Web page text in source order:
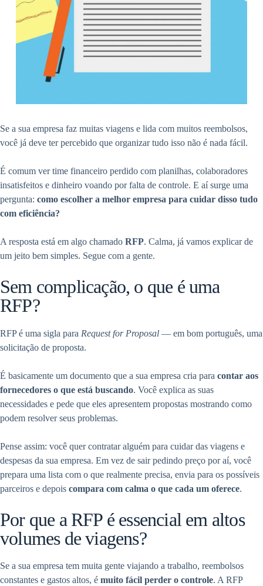
Se a sua empresa faz muitas viagens e lida com muitos reembolsos,
você já deve ter percebido que organizar tudo isso não é nada fácil.
É comum ver time financeiro perdido com planilhas, colaboradores
insatisfeitos e dinheiro voando por falta de controle. E aí surge uma
pergunta: como escolher a melhor empresa para cuidar disso tudo
com eficiência?
A resposta está em algo chamado RFP. Calma, já vamos explicar de
um jeito bem simples. Segue com a gente.
Sem complicação, o que é uma
RFP?
RFP é uma sigla para Request for Proposal — em bom português, uma
solicitação de proposta.
É basicamente um documento que a sua empresa cria para contar aos
fornecedores o que está buscando. Você explica as suas
necessidades e pede que eles apresentem propostas mostrando como
podem resolver seus problemas.
Pense assim: você quer contratar alguém para cuidar das viagens e
despesas da sua empresa. Em vez de sair pedindo preço por aí, você
prepara uma lista com o que realmente precisa, envia para os possíveis
parceiros e depois compara com calma o que cada um oferece.
Por que a RFP é essencial em altos
volumes de viagens?
Se a sua empresa tem muita gente viajando a trabalho, reembolsos
constantes e gastos altos, é muito fácil perder o controle. A RFP